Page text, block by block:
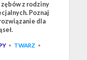
z rodziny
Poznaj
dla
• TWARZ •